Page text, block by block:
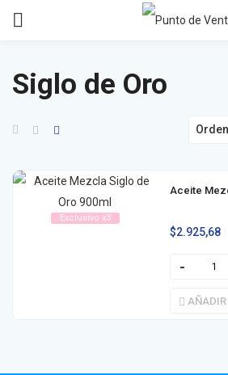
Siglo de Oro
Exclusivo x3
Aceite
$2.925,68